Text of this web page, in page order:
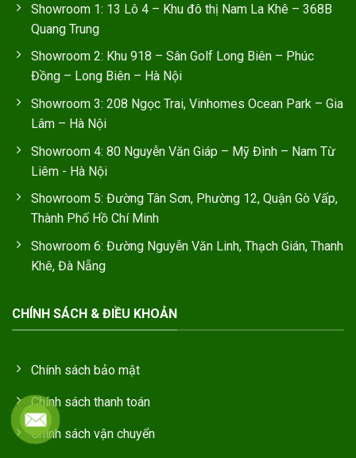
Showroom 1: 13 Lô 4 – Khu đô thị Nam La Khê – 368B
Quang Trung
Showroom 2: Khu 918 – Sân Golf Long Biên – Phúc
Đồng – Long Biên – Hà Nội
Showroom 3: 208 Ngọc Trai, Vinhomes Ocean Park – Gia
Lâm – Hà Nội
Showroom 4: 80 Nguyễn Văn Giáp – Mỹ Đình – Nam Từ
Liêm - Hà Nội
Showroom 5: Đường Tân Sơn, Phường 12, Quận Gò Vấp,
Thành Phố Hồ Chí Minh
Showroom 6: Đường Nguyễn Văn Linh, Thạch Gián, Thanh
Khê, Đà Nẵng
CHÍNH SÁCH & ĐIỀU KHOẢN
Chính sách bảo mật
Chính sách thanh toán
Chính sách vận chuyển